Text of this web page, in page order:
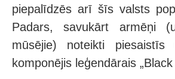
piepalīdzēs arī šīs valsts
Padars, savukārt armēņi
mūsējie) noteikti
komponējis leģendārais